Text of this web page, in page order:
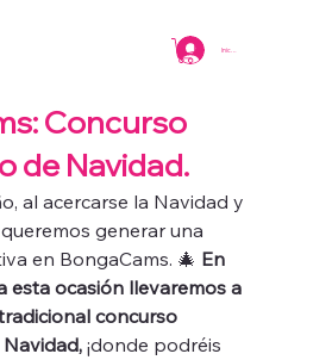
Iniciar sesión
Concurso
de Navidad.
al acercarse la Navidad y
generar una
en BongaCams. 🎄 En
esta ocasión llevaremos a
concurso
¡donde podréis